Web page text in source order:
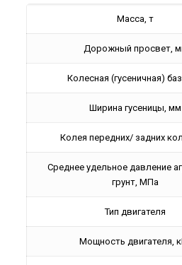
Масса, т
Дорожный просвет,
Колесная (гусеничная)
Ширина гусеницы, мм
Колея передних/ задних
Среднее удельное давление
грунт, МПа
Тип двигателя
Мощность двигателя,